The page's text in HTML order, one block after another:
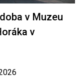
v Muzeu
v